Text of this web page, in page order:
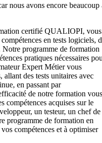
nous avons encore beaucoup
certifié QUALIOPI, vous
en tests logiciels,
Notre programme de formation
pratiques nécessaires
Expert Métier vous
allant des tests unitaires avec
en passant par
de notre formation vous
compétences acquises sur le
un testeur, un chef de
programme de formation en
compétences et à optimiser